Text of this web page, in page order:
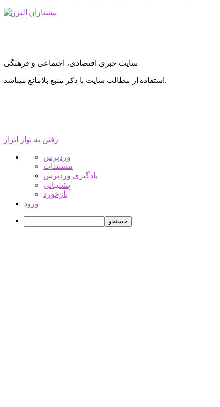
سایت خبری اقتصادی، اجتماعی و فرهنگی
استفاده از مطالب سایت با ذکر منبع بلامانع میباشد.
رفتن به نوار ابزار
درباره
وردپرس
وردپرس
مستندات
یادگیری وردپرس
پشتیبانی
بازخورد
ورود
جستجو